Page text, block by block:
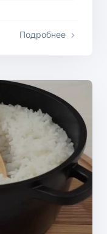
Подробнее